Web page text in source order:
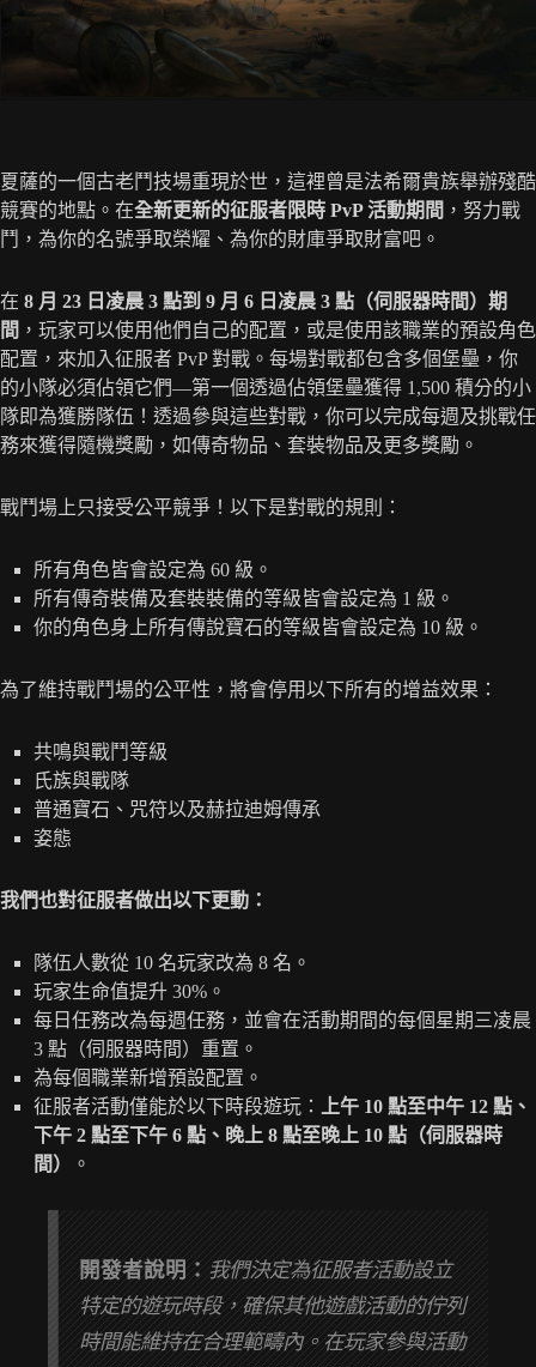
夏薩的一個古老鬥技場重現於世，這裡曾是法希爾貴族舉辦殘酷
競賽的地點。在全新更新的征服者限時 PvP 活動期間 ，努力戰
鬥，為你的名號爭取榮耀、為你的財庫爭取財富吧。
在 8 月 23 日凌晨 3 點到 9 月 6 日凌晨 3 點（伺服器時間）期
間 ，玩家可以使用他們自己的配置，或是使用該職業的預設角色
配置，來加入征服者 PvP 對戰。每場對戰都包含多個堡壘，你
的小隊必須佔領它們—第一個透過佔領堡壘獲得 1,500 積分的小
隊即為獲勝隊伍！透過參與這些對戰，你可以完成每週及挑戰任
務來獲得隨機獎勵，如傳奇物品、套裝物品及更多獎勵。
戰鬥場上只接受公平競爭！以下是對戰的規則：
所有角色皆會設定為 60 級。
所有傳奇裝備及套裝裝備的等級皆會設定為 1 級。
你的角色身上所有傳說寶石的等級皆會設定為 10 級。
為了維持戰鬥場的公平性，將會停用以下所有的增益效果：
共鳴與戰鬥等級
氏族與戰隊
普通寶石、咒符以及赫拉迪姆傳承
姿態
我們也對征服者做出以下更動：
隊伍人數從 10 名玩家改為 8 名。
玩家生命值提升 30%。
每日任務改為每週任務，並會在活動期間的每個星期三凌晨
3 點（伺服器時間）重置。
為每個職業新增預設配置。
征服者活動僅能於以下時段遊玩：
上午 10 點至中午 12 點、
下午 2 點至下午 6 點、晚上 8 點至晚上 10 點（伺服器時
間）
。
開發者說明： 我們決定為征服者活動設立
特定的遊玩時段，確保其他遊戲活動的佇列
時間能維持在合理範疇內。在玩家參與活動